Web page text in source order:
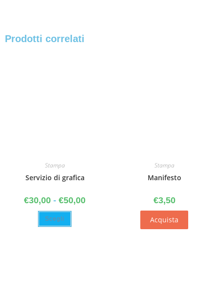
Prodotti correlati
Stampa
Servizio di grafica
€30,00 - €50,00
Scegli
Stampa
Manifesto
€3,50
Acquista